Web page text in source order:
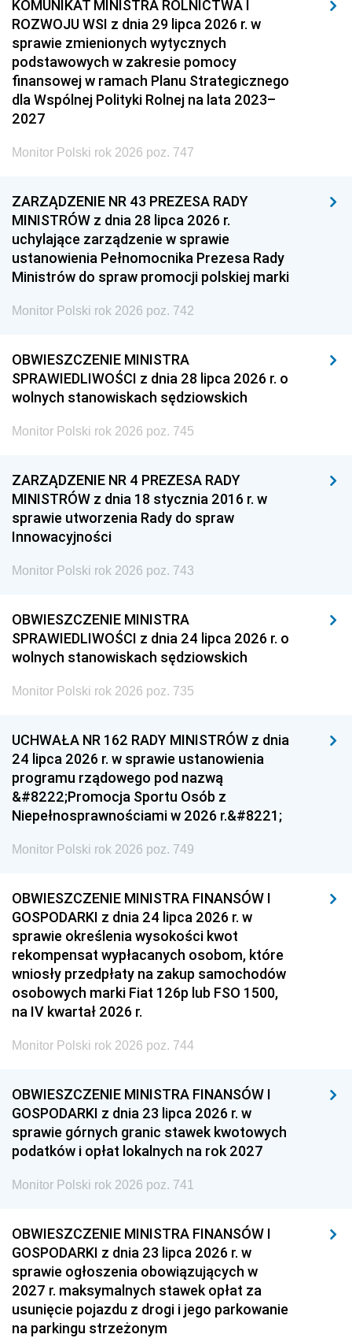
KOMUNIKAT MINISTRA ROLNICTWA I
ROZWOJU WSI z dnia 29 lipca 2026 r. w
sprawie zmienionych wytycznych
podstawowych w zakresie pomocy
finansowej w ramach Planu Strategicznego
dla Wspólnej Polityki Rolnej na lata 2023–
2027
Monitor Polski rok 2026 poz. 747
ZARZĄDZENIE NR 43 PREZESA RADY
MINISTRÓW z dnia 28 lipca 2026 r.
uchylające zarządzenie w sprawie
ustanowienia Pełnomocnika Prezesa Rady
Ministrów do spraw promocji polskiej marki
Monitor Polski rok 2026 poz. 742
OBWIESZCZENIE MINISTRA
SPRAWIEDLIWOŚCI z dnia 28 lipca 2026 r. o
wolnych stanowiskach sędziowskich
Monitor Polski rok 2026 poz. 745
ZARZĄDZENIE NR 4 PREZESA RADY
MINISTRÓW z dnia 18 stycznia 2016 r. w
sprawie utworzenia Rady do spraw
Innowacyjności
Monitor Polski rok 2026 poz. 743
OBWIESZCZENIE MINISTRA
SPRAWIEDLIWOŚCI z dnia 24 lipca 2026 r. o
wolnych stanowiskach sędziowskich
Monitor Polski rok 2026 poz. 735
UCHWAŁA NR 162 RADY MINISTRÓW z dnia
24 lipca 2026 r. w sprawie ustanowienia
programu rządowego pod nazwą
&#8222;Promocja Sportu Osób z
Niepełnosprawnościami w 2026 r.&#8221;
Monitor Polski rok 2026 poz. 749
OBWIESZCZENIE MINISTRA FINANSÓW I
GOSPODARKI z dnia 24 lipca 2026 r. w
sprawie określenia wysokości kwot
rekompensat wypłacanych osobom, które
wniosły przedpłaty na zakup samochodów
osobowych marki Fiat 126p lub FSO 1500,
na IV kwartał 2026 r.
Monitor Polski rok 2026 poz. 744
OBWIESZCZENIE MINISTRA FINANSÓW I
GOSPODARKI z dnia 23 lipca 2026 r. w
sprawie górnych granic stawek kwotowych
podatków i opłat lokalnych na rok 2027
Monitor Polski rok 2026 poz. 741
OBWIESZCZENIE MINISTRA FINANSÓW I
GOSPODARKI z dnia 23 lipca 2026 r. w
sprawie ogłoszenia obowiązujących w
2027 r. maksymalnych stawek opłat za
usunięcie pojazdu z drogi i jego parkowanie
na parkingu strzeżonym